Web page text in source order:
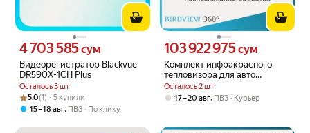
Видеорегистратор Blackvue
DR590X-1CH Plus
Осталось 3 шт
Цена 4703585 сум вместо
4 703 585сум
Рейтинг товара: 5.0 из 5
Оценок: (1) · 5 купили
5.0(1) · 5 купили
15 – 18 авг, ПВЗ По клику
Комплект инфракрасного
тепловизора для авто
(камера+ AI блок) 640x512,
USB, RCA, 12в
Осталось 2 шт
Цена 103922975 сум вместо
103 922 975сум
17 – 20 авг, ПВЗ Курьер